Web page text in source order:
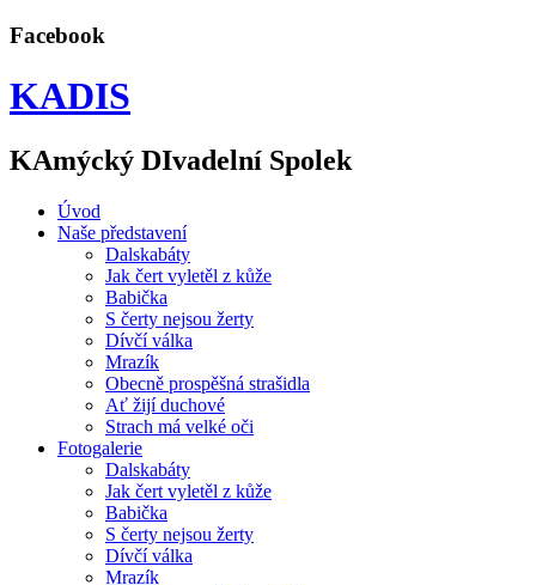
Facebook
KADIS
KAmýcký DIvadelní Spolek
Úvod
Naše představení
Dalskabáty
Jak čert vyletěl z kůže
Babička
S čerty nejsou žerty
Dívčí válka
Mrazík
Obecně prospěšná strašidla
Ať žijí duchové
Strach má velké oči
Fotogalerie
Dalskabáty
Jak čert vyletěl z kůže
Babička
S čerty nejsou žerty
Dívčí válka
Mrazík